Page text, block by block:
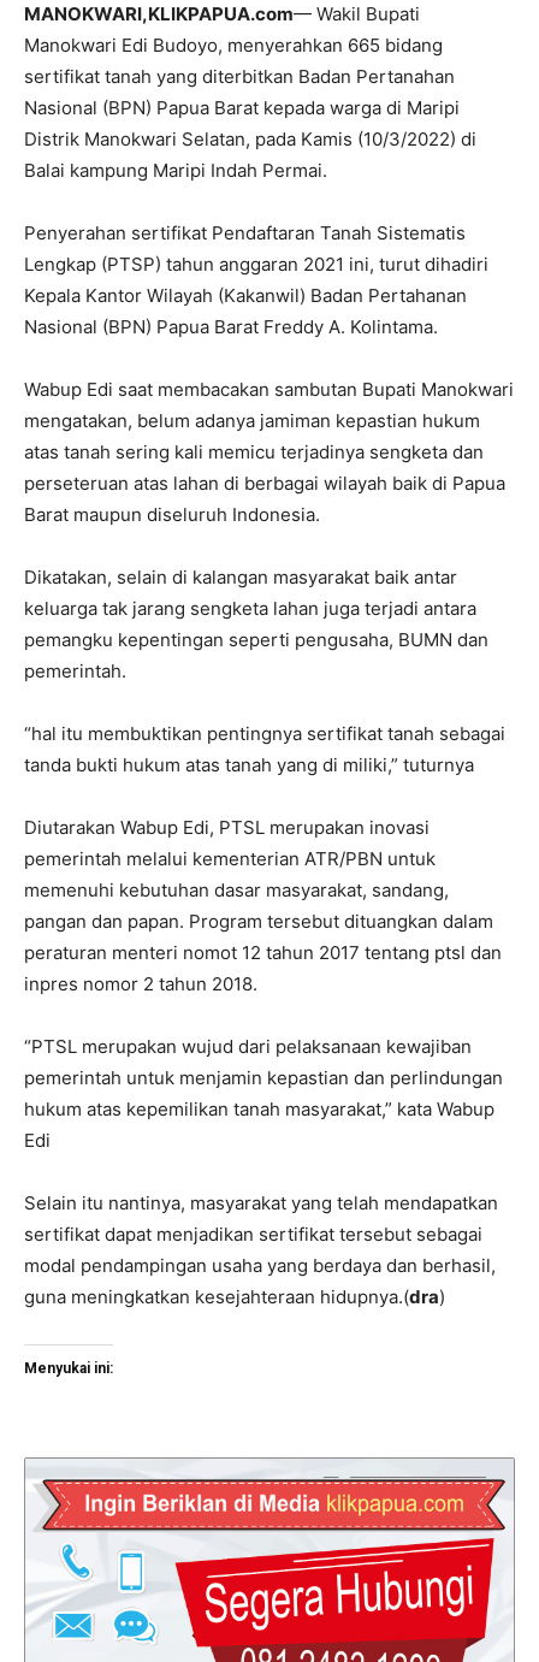
MANOKWARI,KLIKPAPUA.com— Wakil Bupati
Manokwari Edi Budoyo, menyerahkan 665 bidang
sertifikat tanah yang diterbitkan Badan Pertanahan
Nasional (BPN) Papua Barat kepada warga di Maripi
Distrik Manokwari Selatan, pada Kamis (10/3/2022) di
Balai kampung Maripi Indah Permai.
Penyerahan sertifikat Pendaftaran Tanah Sistematis
Lengkap (PTSP) tahun anggaran 2021 ini, turut dihadiri
Kepala Kantor Wilayah (Kakanwil) Badan Pertahanan
Nasional (BPN) Papua Barat Freddy A. Kolintama.
Wabup Edi saat membacakan sambutan Bupati Manokwari
mengatakan, belum adanya jamiman kepastian hukum
atas tanah sering kali memicu terjadinya sengketa dan
perseteruan atas lahan di berbagai wilayah baik di Papua
Barat maupun diseluruh Indonesia.
Dikatakan, selain di kalangan masyarakat baik antar
keluarga tak jarang sengketa lahan juga terjadi antara
pemangku kepentingan seperti pengusaha, BUMN dan
pemerintah.
“hal itu membuktikan pentingnya sertifikat tanah sebagai
tanda bukti hukum atas tanah yang di miliki,” tuturnya
Diutarakan Wabup Edi, PTSL merupakan inovasi
pemerintah melalui kementerian ATR/PBN untuk
memenuhi kebutuhan dasar masyarakat, sandang,
pangan dan papan. Program tersebut dituangkan dalam
peraturan menteri nomot 12 tahun 2017 tentang ptsl dan
inpres nomor 2 tahun 2018.
“PTSL merupakan wujud dari pelaksanaan kewajiban
pemerintah untuk menjamin kepastian dan perlindungan
hukum atas kepemilikan tanah masyarakat,” kata Wabup
Edi
Selain itu nantinya, masyarakat yang telah mendapatkan
sertifikat dapat menjadikan sertifikat tersebut sebagai
modal pendampingan usaha yang berdaya dan berhasil,
guna meningkatkan kesejahteraan hidupnya.(dra)
Menyukai ini: